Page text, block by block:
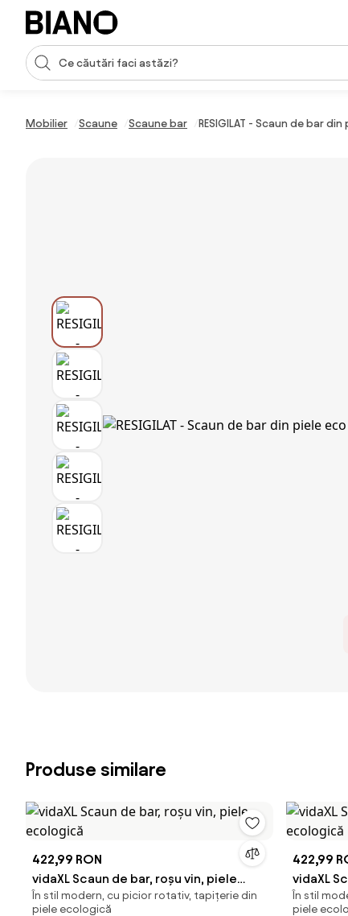
Sari peste navigare, accesează conținutul
Introducerea căutării
Mobilier Scaune Scaune bar RESIGILAT - Scaun de bar
Produse similare
422,99 RON
vidaXL Scaun de bar, roșu vin, piele
ecologică
În stil modern, cu picior rotativ, tapițerie din
piele ecologică
422,99
vidaXL
În stil
piele